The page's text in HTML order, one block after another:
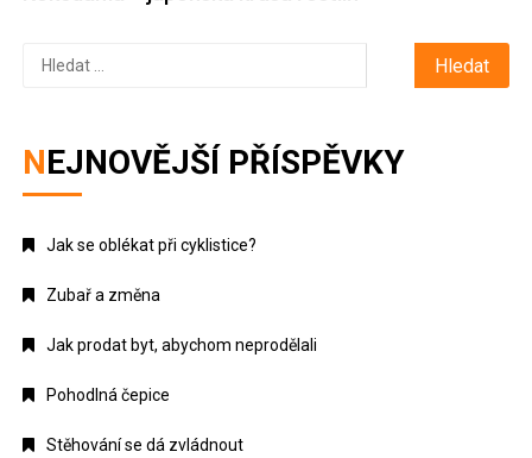
Vyhledávání
NEJNOVĚJŠÍ PŘÍSPĚVKY
Jak se oblékat při cyklistice?
Zubař a změna
Jak prodat byt, abychom neprodělali
Pohodlná čepice
Stěhování se dá zvládnout